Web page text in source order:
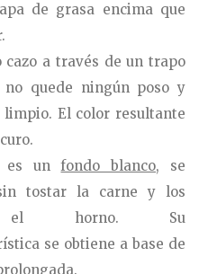
de grasa encima que
a través de un trapo
quede ningún poso y
limpio. El color resultante
es unfondo blanco, se
tostar la carne y los
el horno. Su
se obtiene a base de